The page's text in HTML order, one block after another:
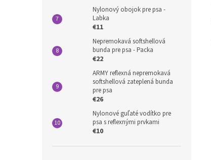
Nylonový obojok pre psa -
Labka
€11
Nepremokavá softshellová
bunda pre psa - Packa
€22
ARMY reflexná nepremokavá
softshellová zateplená bunda
pre psa
€26
Nylonové guľaté vodítko pre
psa s reflexnými prvkami
€10